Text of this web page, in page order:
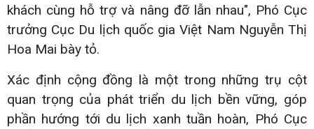
khách cùng hỗ trợ và nâng đỡ lẫn nhau", Phó Cục
trưởng Cục Du lịch quốc gia Việt Nam Nguyễn Thị
Hoa Mai bày tỏ.
Xác định cộng đồng là một trong những trụ cột
quan trọng của phát triển du lịch bền vững, góp
phần hướng tới du lịch xanh tuần hoàn, Phó Cục